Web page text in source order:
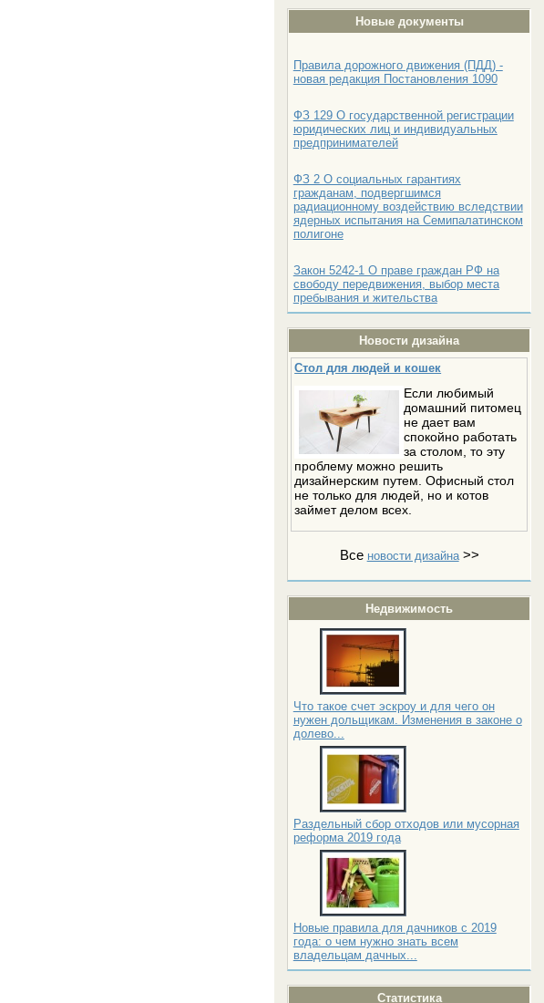
Новые документы
Правила дорожного движения (ПДД) -
новая редакция Постановления 1090
ФЗ 129 О государственной регистрации
юридических лиц и индивидуальных
предпринимателей
ФЗ 2 О социальных гарантиях
гражданам, подвергшимся
радиационному воздействию вследствии
ядерных испытания на Семипалатинском
полигоне
Закон 5242-1 О праве граждан РФ на
свободу передвижения, выбор места
пребывания и жительства
Новости дизайна
Стол для людей и кошек
Если любимый
домашний питомец
не дает вам
спокойно работать
за столом, то эту
проблему можно решить
дизайнерским путем. Офисный стол
не только для людей, но и котов
займет делом всех.
Все новости дизайна>>
Недвижимость
Что такое счет эскроу и для чего он
нужен дольщикам. Изменения в законе о
долево...
Раздельный сбор отходов или мусорная
реформа 2019 года
Новые правила для дачников с 2019
года: о чем нужно знать всем
владельцам дачных...
Статистика